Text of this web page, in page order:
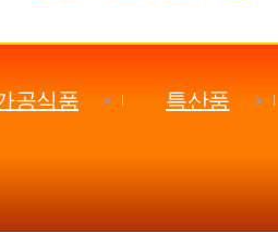
공식품 특산품